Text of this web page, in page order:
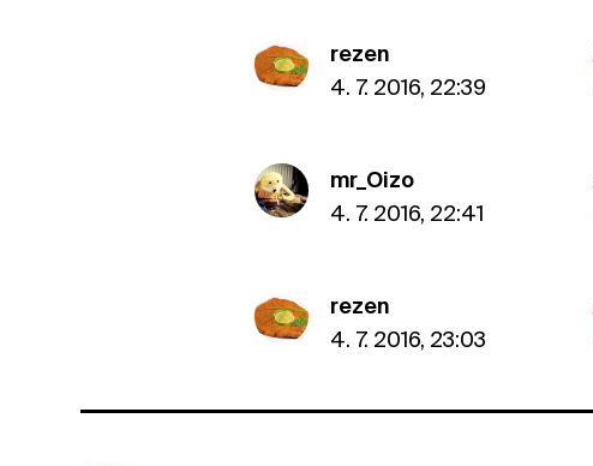
rezen
4. 7. 2016, 22:39
mr_Oizo
4. 7. 2016, 22:41
rezen
4. 7. 2016, 23:03